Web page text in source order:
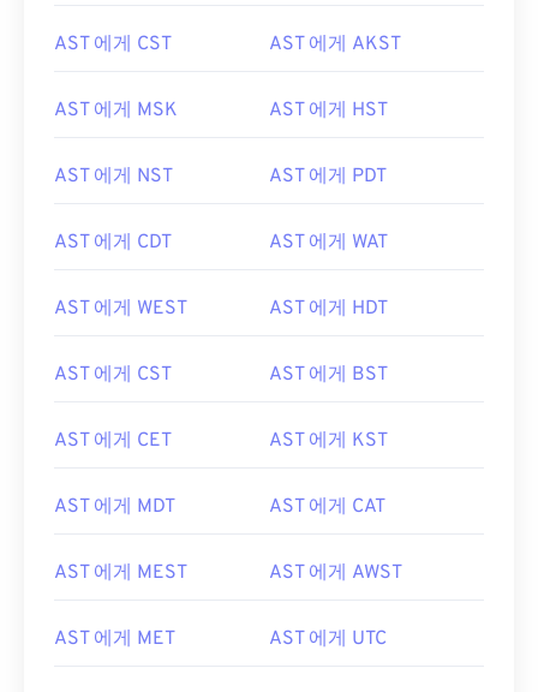
AST 에게 CST AST 에게 AKST
AST 에게 MSK AST 에게 HST
AST 에게 NST AST 에게 PDT
AST 에게 CDT AST 에게 WAT
AST 에게 WEST AST 에게 HDT
AST 에게 CST AST 에게 BST
AST 에게 CET AST 에게 KST
AST 에게 MDT AST 에게 CAT
AST 에게 MEST AST 에게 AWST
AST 에게 MET AST 에게 UTC